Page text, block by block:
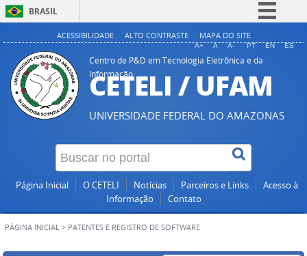
BRASIL
Simplifique!
Comunica BR
Participe
Acesso à informação
Legislação
Canais
ACESSIBILIDADE ALTO CONTRASTE MAPA DO SITE
A+ A A- PT EN ES
Centro de P&D em Tecnologia Eletrônica e da
Informação
CETELI / UFAM
UNIVERSIDADE FEDERAL DO AMAZONAS
Página Inicial O CETELI Notícias Parceiros e Links
Acesso à
Informação
Contato
PÁGINA INICIAL > PATENTES E REGISTRO DE SOFTWARE